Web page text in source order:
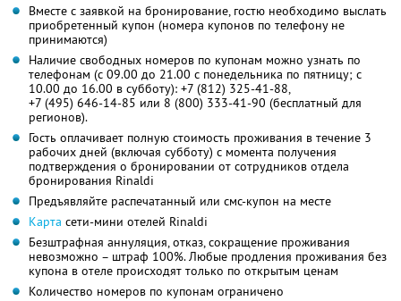
Вместе с заявкой на бронирование, гостю необходимо выслать
приобретенный купон (номера купонов по телефону не
принимаются)
Наличие свободных номеров по купонам можно узнать по
телефонам (с 09.00 до 21.00 с понедельника по пятницу; с
10.00 до 16.00 в субботу): +7 (812) 325-41-88,
+7 (495) 646-14-85 или 8 (800) 333-41-90 (бесплатный для
регионов).
Гость оплачивает полную стоимость проживания в течение 3
рабочих дней (включая субботу) с момента получения
подтверждения о бронировании от сотрудников отдела
бронирования Rinaldi
Предъявляйте распечатанный или смс-купон на месте
Карта сети-мини отелей Rinaldi
Безштрафная аннуляция, отказ, сокращение проживания
невозможно – штраф 100%. Любые продления проживания без
купона в отеле происходят только по открытым ценам
Количество номеров по купонам ограничено